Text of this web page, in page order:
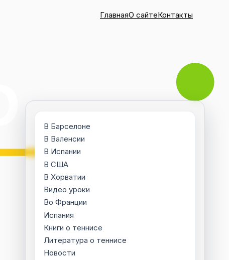
ГлавнаяО сайтеКонтакты
В Барселоне
В Валенсии
В Испании
В США
В Хорватии
Видео уроки
Во Франции
Испания
Книги о теннисе
Литература о теннисе
Новости